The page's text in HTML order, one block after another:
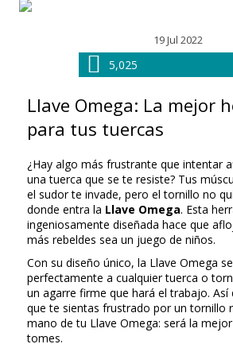
19 Jul 2022
5,025
Llave Omega: La mejor
para tus tuercas
¿Hay algo más frustrante que intentar
una tuerca que se te resiste? Tus
el sudor te invade, pero el tornillo no
donde entra la Llave Omega. Esta
ingeniosamente diseñada hace que
más rebeldes sea un juego de niños.
Con su diseño único, la Llave Omega
perfectamente a cualquier tuerca o
un agarre firme que hará el trabajo. Así
que te sientas frustrado por un tornillo
mano de tu Llave Omega: será la
tomes.